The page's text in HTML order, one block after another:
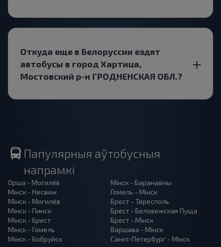
Откуда еще в Белоруссии ездят
автобусы в город Хартица,
Мостовский р-н ГРОДНЕНСКАЯ ОБЛ.?
Папулярныя аўтобусныя
напрамкі
Орша - Могилёв
Мінск - Несвиж
Мінск - Могилёв
Мінск - Пинск
Мінск - Брест
Мінск - Гомель
Мінск - Бобруйск
Мінск - Баранавiчы
Гомель - Мінск
Брест - Тересполь
Брест - Беловежская Пуща
Брест - Мінск
Варшава - Мінск
Санкт-Петербург - Мінск